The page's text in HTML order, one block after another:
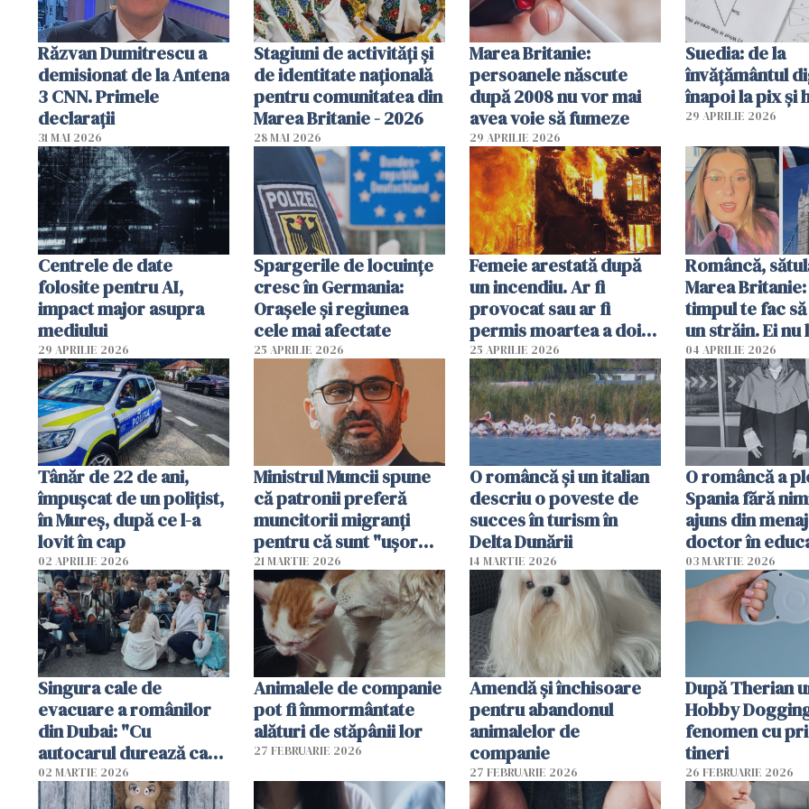
Răzvan Dumitrescu a
demisionat de la Antena
3 CNN. Primele
declarații
31 MAI 2026
Stagiuni de activități și
de identitate națională
pentru comunitatea din
Marea Britanie - 2026
28 MAI 2026
Marea Britanie:
persoanele născute
după 2008 nu vor mai
avea voie să fumeze
29 APRILIE 2026
Suedia: de la
învățământul
înapoi la pix și
29 APRILIE 2026
Centrele de date
folosite pentru AI,
impact major asupra
mediului
29 APRILIE 2026
Spargerile de locuințe
cresc în Germania:
Orașele și regiunea
cele mai afectate
25 APRILIE 2026
Femeie arestată după
un incendiu. Ar fi
provocat sau ar fi
permis moartea a doi
copii de 1 an și 3 ani
25 APRILIE 2026
Româncă,
Marea
timpul te fac
un străin. Ei nu
ca noi. În
oamenii sunt
04 APRILIE 2026
Tânăr de 22 de ani,
împușcat de un polițist,
în Mureș, după ce l-a
lovit în cap
02 APRILIE 2026
Ministrul Muncii spune
că patronii preferă
muncitorii migranți
pentru că sunt "uşor
dispensabili"
21 MARTIE 2026
O româncă și un italian
descriu o poveste de
succes în turism în
Delta Dunării
14 MARTIE 2026
O româncă a
Spania fără
ajuns din
doctor în
03 MARTIE 2026
Singura cale de
evacuare a românilor
din Dubai: "Cu
autocarul durează cam
două zile"
02 MARTIE 2026
Animalele de companie
pot fi înmormântate
alături de stăpânii lor
27 FEBRUARIE 2026
Amendă și închisoare
pentru abandonul
animalelor de
companie
27 FEBRUARIE 2026
După Therian
Hobby
fenomen cu
tineri
26 FEBRUARIE 2026